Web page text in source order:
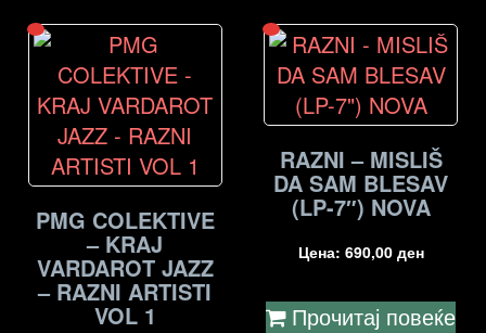
PMG COLEKTIVE
– KRAJ
VARDAROT JAZZ
– RAZNI ARTISTI
VOL 1
RAZNI – MISLIŠ
DA SAM BLESAV
(LP-7″) NOVA
Цена: 690,00 ден
Прочитај повеќе